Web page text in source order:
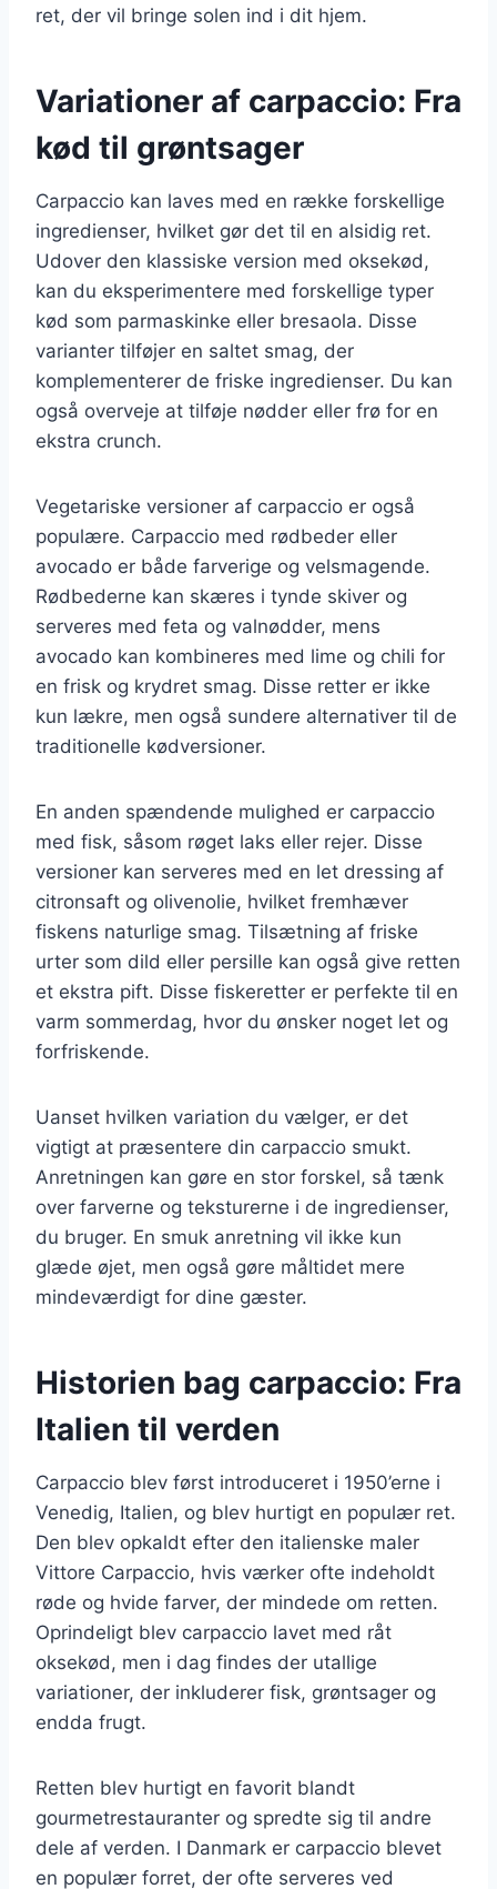
ret, der vil bringe solen ind i dit hjem.
Variationer af carpaccio: Fra
kød til grøntsager
Carpaccio kan laves med en række forskellige
ingredienser, hvilket gør det til en alsidig ret.
Udover den klassiske version med oksekød,
kan du eksperimentere med forskellige typer
kød som parmaskinke eller bresaola. Disse
varianter tilføjer en saltet smag, der
komplementerer de friske ingredienser. Du kan
også overveje at tilføje nødder eller frø for en
ekstra crunch.
Vegetariske versioner af carpaccio er også
populære. Carpaccio med rødbeder eller
avocado er både farverige og velsmagende.
Rødbederne kan skæres i tynde skiver og
serveres med feta og valnødder, mens
avocado kan kombineres med lime og chili for
en frisk og krydret smag. Disse retter er ikke
kun lækre, men også sundere alternativer til de
traditionelle kødversioner.
En anden spændende mulighed er carpaccio
med fisk, såsom røget laks eller rejer. Disse
versioner kan serveres med en let dressing af
citronsaft og olivenolie, hvilket fremhæver
fiskens naturlige smag. Tilsætning af friske
urter som dild eller persille kan også give retten
et ekstra pift. Disse fiskeretter er perfekte til en
varm sommerdag, hvor du ønsker noget let og
forfriskende.
Uanset hvilken variation du vælger, er det
vigtigt at præsentere din carpaccio smukt.
Anretningen kan gøre en stor forskel, så tænk
over farverne og teksturerne i de ingredienser,
du bruger. En smuk anretning vil ikke kun
glæde øjet, men også gøre måltidet mere
mindeværdigt for dine gæster.
Historien bag carpaccio: Fra
Italien til verden
Carpaccio blev først introduceret i 1950’erne i
Venedig, Italien, og blev hurtigt en populær ret.
Den blev opkaldt efter den italienske maler
Vittore Carpaccio, hvis værker ofte indeholdt
røde og hvide farver, der mindede om retten.
Oprindeligt blev carpaccio lavet med råt
oksekød, men i dag findes der utallige
variationer, der inkluderer fisk, grøntsager og
endda frugt.
Retten blev hurtigt en favorit blandt
gourmetrestauranter og spredte sig til andre
dele af verden. I Danmark er carpaccio blevet
en populær forret, der ofte serveres ved